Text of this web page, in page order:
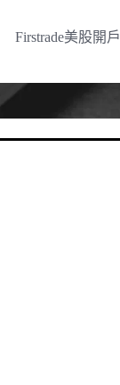
Firstrade美股開戶